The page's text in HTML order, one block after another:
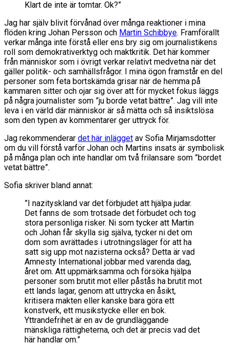
Klart de inte är tomtar. Ok?”
Jag har själv blivit förvånad över många reaktioner i mina
flöden kring Johan Persson och Martin Schibbye. Framförallt
verkar många inte förstå eller ens bry sig om journalistikens
roll som demokrativerktyg och maktkritik. Det här kommer
från människor som i övrigt verkar relativt medvetna när det
gäller politik- och samhällsfrågor. I mina ögon framstår en del
personer som feta bortskämda grisar när de hemma på
kammaren sitter och ojar sig över att för mycket fokus läggs
på några journalister som ”ju borde vetat bättre”. Jag vill inte
leva i en värld där människor är så mätta och så insiktslösa
som den typen av kommentarer ger uttryck för.
Jag rekommenderar det här inlägget av Sofia Mirjamsdotter
om du vill förstå varför Johan och Martins insats är symbolisk
på många plan och inte handlar om två frilansare som ”bordet
vetat bättre”.
Sofia skriver bland annat:
”I nazityskland var det förbjudet att hjälpa judar.
Det fanns de som trotsade det förbudet och tog
stora personliga risker. Ni som tycker att Martin
och Johan får skylla sig själva, tycker ni det om
dom som avrättades i utrotningsläger för att ha
satt sig upp mot nazisterna också? Detta är vad
Amnesty International jobbar med varenda dag,
året om. Att uppmärksamma och försöka hjälpa
personer som brutit mot eller påstås ha brutit mot
ett lands lagar, genom att uttrycka en åsikt,
kritisera makten eller kanske bara göra ett
konstverk, ett musikstycke eller en bok.
Yttrandefrihet är en av de grundläggande
mänskliga rättigheterna, och det är precis vad det
här handlar om.”